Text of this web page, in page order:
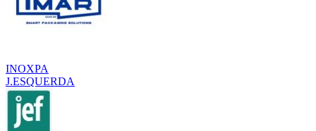
INOXPA
J.ESQUERDA